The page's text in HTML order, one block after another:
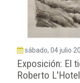
sábado, 04 julio
Exposición: El
Roberto